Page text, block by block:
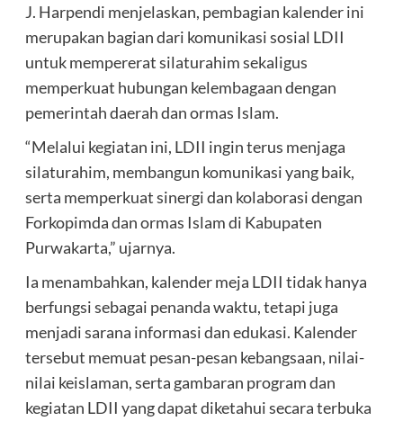
J. Harpendi menjelaskan, pembagian kalender ini
merupakan bagian dari komunikasi sosial LDII
untuk mempererat silaturahim sekaligus
memperkuat hubungan kelembagaan dengan
pemerintah daerah dan ormas Islam.
“Melalui kegiatan ini, LDII ingin terus menjaga
silaturahim, membangun komunikasi yang baik,
serta memperkuat sinergi dan kolaborasi dengan
Forkopimda dan ormas Islam di Kabupaten
Purwakarta,” ujarnya.
Ia menambahkan, kalender meja LDII tidak hanya
berfungsi sebagai penanda waktu, tetapi juga
menjadi sarana informasi dan edukasi. Kalender
tersebut memuat pesan-pesan kebangsaan, nilai-
nilai keislaman, serta gambaran program dan
kegiatan LDII yang dapat diketahui secara terbuka